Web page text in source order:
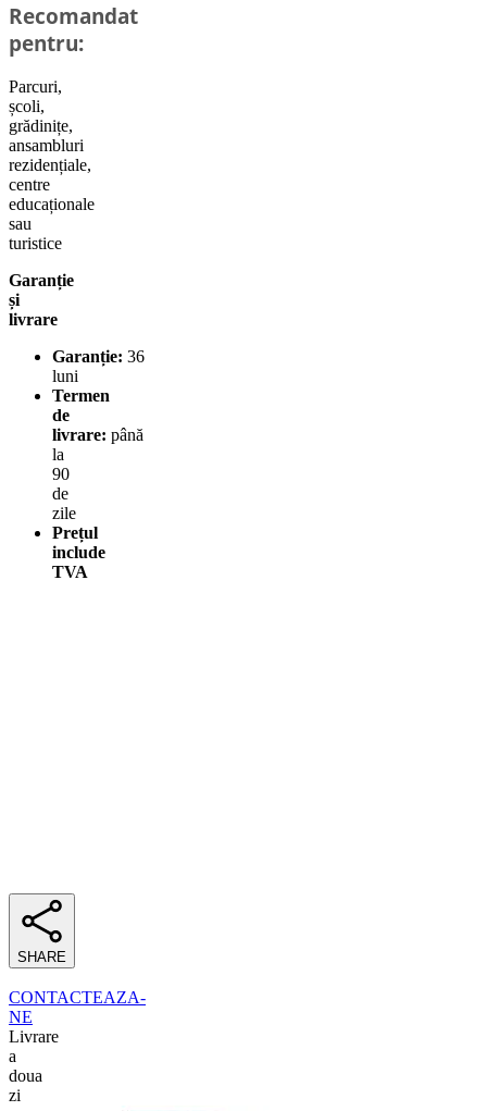
Recomandat
pentru:
Parcuri,
școli,
grădinițe,
ansambluri
rezidențiale,
centre
educaționale
sau
turistice
Garanție
și
livrare
Garanție: 36
luni
Termen
de
livrare: până
la
90
de
zile
Prețul
include
TVA
SHARE
CONTACTEAZA-
NE
Livrare
a
doua
zi